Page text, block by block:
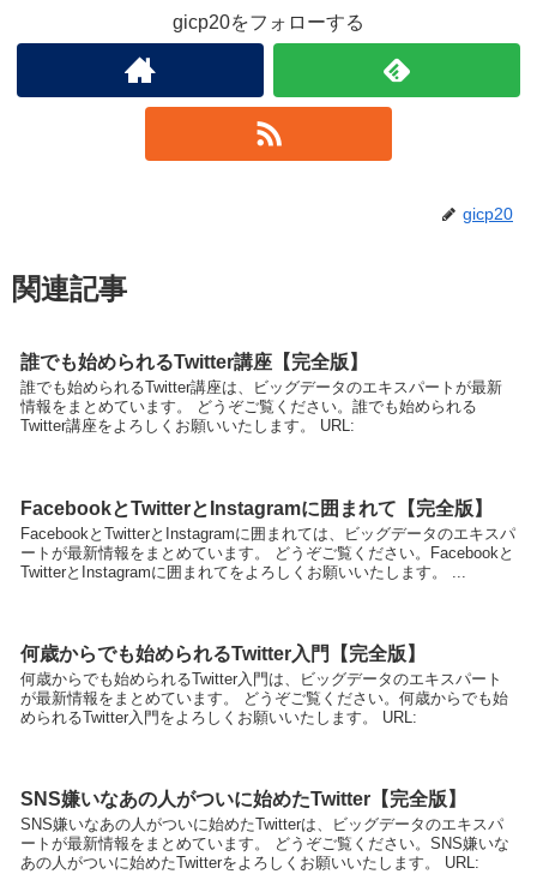
gicp20をフォローする
gicp20
関連記事
誰でも始められるTwitter講座【完全版】
誰でも始められるTwitter講座は、ビッグデータのエキスパートが最新
情報をまとめています。 どうぞご覧ください。誰でも始められる
Twitter講座をよろしくお願いいたします。 URL:
FacebookとTwitterとInstagramに囲まれて【完全版】
FacebookとTwitterとInstagramに囲まれては、ビッグデータのエキスパ
ートが最新情報をまとめています。 どうぞご覧ください。Facebookと
TwitterとInstagramに囲まれてをよろしくお願いいたします。 ...
何歳からでも始められるTwitter入門【完全版】
何歳からでも始められるTwitter入門は、ビッグデータのエキスパート
が最新情報をまとめています。 どうぞご覧ください。何歳からでも始
められるTwitter入門をよろしくお願いいたします。 URL:
SNS嫌いなあの人がついに始めたTwitter【完全版】
SNS嫌いなあの人がついに始めたTwitterは、ビッグデータのエキスパ
ートが最新情報をまとめています。 どうぞご覧ください。SNS嫌いな
あの人がついに始めたTwitterをよろしくお願いいたします。 URL: